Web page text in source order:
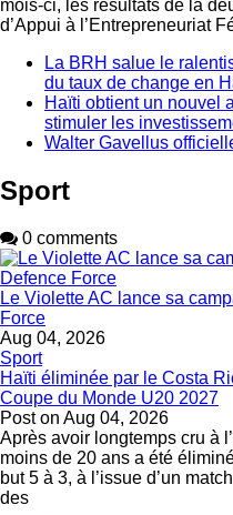
mois-ci, les résultats de la
d’Appui à l’Entrepreneuriat
La BRH salue le
du taux de change en
Haïti obtient un nouvel
stimuler les
Walter Gavellus
Sport
0 comments
Le Violette AC lance sa
Force
Aug 04, 2026
Sport
Haïti éliminée par le Costa
Coupe du Monde U20 2027
Post on Aug 04, 2026
Après avoir longtemps cru à
moins de 20 ans a été
but 5 à 3, à l’issue d’un
des